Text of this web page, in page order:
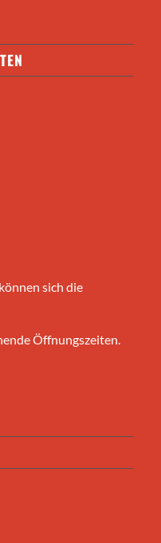
sich die
Öffnungszeiten.